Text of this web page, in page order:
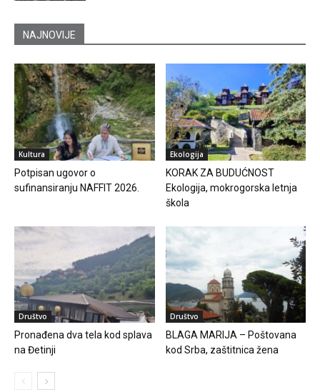
NAJNOVIJE
Kultura
Potpisan ugovor o
sufinansiranju NAFFIT 2026.
Ekologija
KORAK ZA BUDUĆNOST
Ekologija, mokrogorska letnja
škola
Društvo
Pronađena dva tela kod splava
na Đetinji
Društvo
BLAGA MARIJA – Poštovana
kod Srba, zaštitnica žena